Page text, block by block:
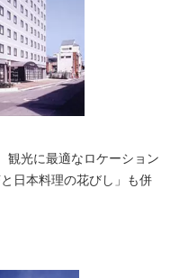
観光に最適なロケーション
日本料理の花びし」も併